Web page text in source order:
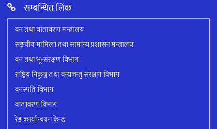
सम्बन्धित लिंक
वन तथा वातावरण मन्त्रालय
सङ्घीय मामिला तथा सामान्य प्रशासन मन्त्रालय
वन तथा भू-संरक्षण विभाग
राष्ट्रिय निकुञ्ज तथा वन्यजन्तु संरक्षण विभाग
वनस्पति विभाग
वातावरण विभाग
रेड कार्यान्वयन केन्द्र